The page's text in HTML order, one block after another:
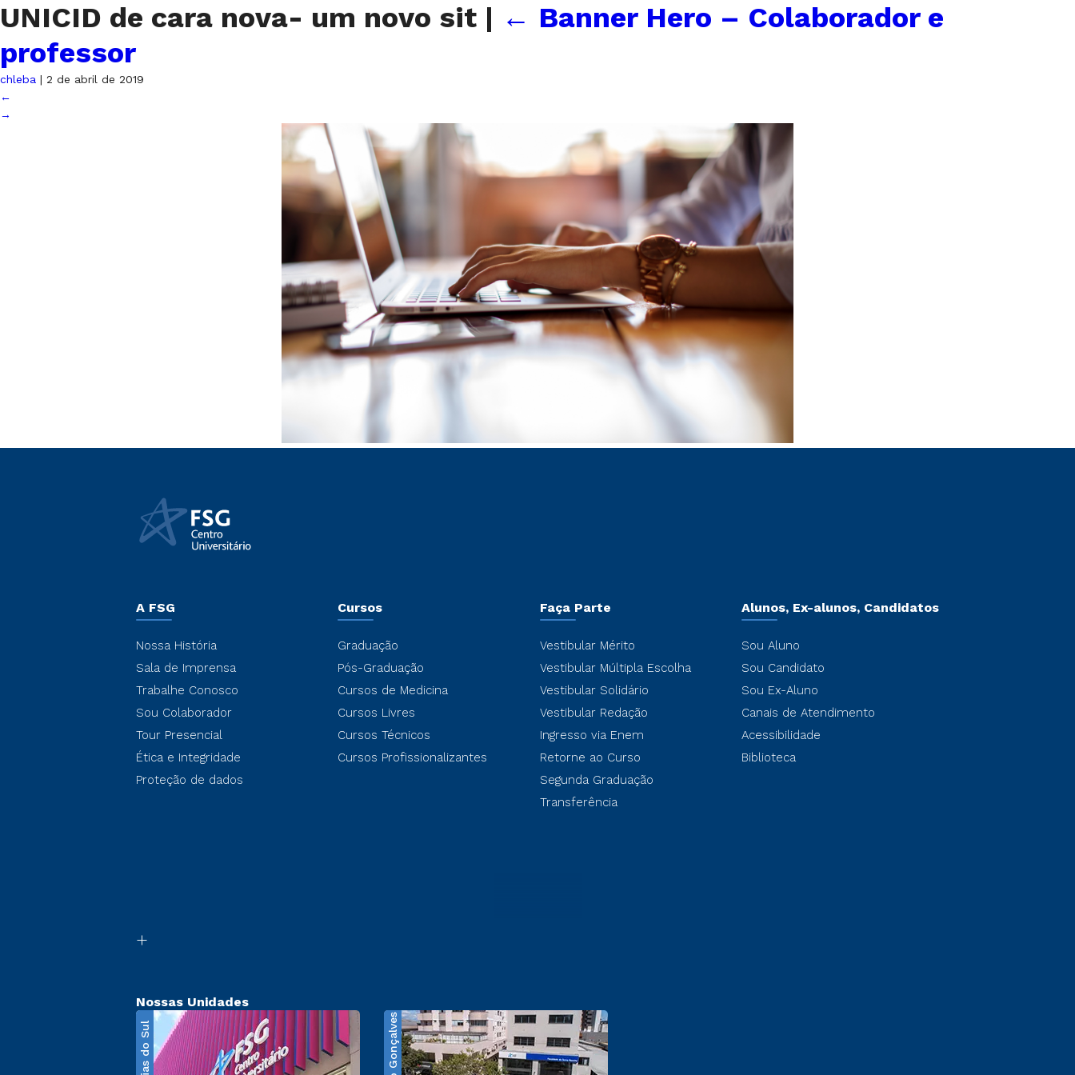
UNICID de cara nova- um novo sit | ← Banner Hero – Colaborador e
professor
chleba | 2 de abril de 2019
←
→
A FSG
Nossa História
Sala de Imprensa
Trabalhe Conosco
Sou Colaborador
Tour Presencial
Ética e Integridade
Proteção de dados
Cursos
Graduação
Pós-Graduação
Cursos de Medicina
Cursos Livres
Cursos Técnicos
Cursos Profissionalizantes
Faça Parte
Vestibular Mérito
Vestibular Múltipla Escolha
Vestibular Solidário
Vestibular Redação
Ingresso via Enem
Retorne ao Curso
Segunda Graduação
Transferência
Alunos, Ex-alunos, Candidatos
Sou Aluno
Sou Candidato
Sou Ex-Aluno
Canais de Atendimento
Acessibilidade
Biblioteca
Nossas Unidades
Caxias do Sul